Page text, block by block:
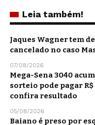
Leia também!
Jaques Wagner tem
cancelado no caso
07/08/2026
Mega-Sena 3040
sorteio pode pagar
confira resultado
05/08/2026
Baiano é preso por